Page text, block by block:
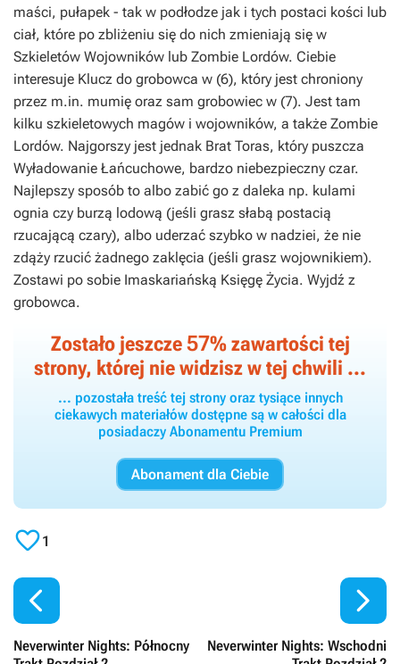
maści, pułapek - tak w podłodze jak i tych postaci kości lub
ciał, które po zbliżeniu się do nich zmieniają się w
Szkieletów Wojowników lub Zombie Lordów. Ciebie
interesuje Klucz do grobowca w (6), który jest chroniony
przez m.in. mumię oraz sam grobowiec w (7). Jest tam
kilku szkieletowych magów i wojowników, a także Zombie
Lordów. Najgorszy jest jednak Brat Toras, który puszcza
Wyładowanie Łańcuchowe, bardzo niebezpieczny czar.
Najlepszy sposób to albo zabić go z daleka np. kulami
ognia czy burzą lodową (jeśli grasz słabą postacią
rzucającą czary), albo uderzać szybko w nadziei, że nie
zdąży rzucić żadnego zaklęcia (jeśli grasz wojownikiem).
Zostawi po sobie Imaskariańską Księgę Życia. Wyjdź z
grobowca.
Zostało jeszcze57% zawartości tej
strony, której nie widzisz w tej chwili ...
... pozostała treść tej strony oraz tysiące innych
ciekawych materiałów dostępne są w całości dla
posiadaczy Abonamentu Premium
Abonament dla Ciebie
1

Neverwinter Nights: Północny
Neverwinter Nights: Wschodni
